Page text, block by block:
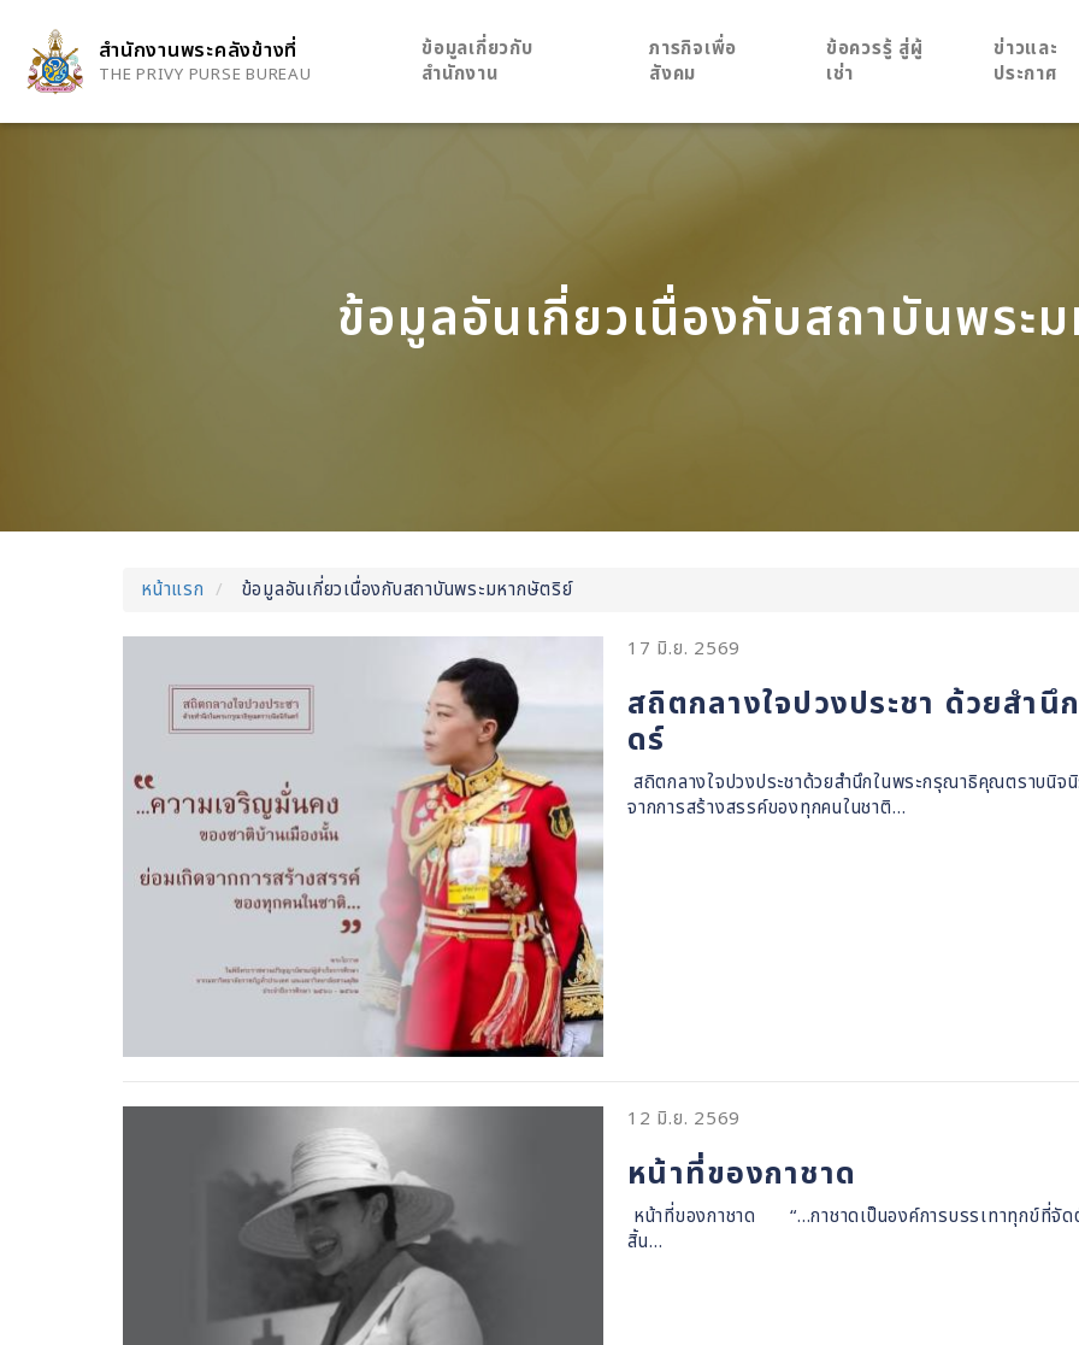
main
content
สำนักงานพระคลังข้างที่
THE PRIVY PURSE BUREAU
ข้อมูลเกี่ยวกับ
สำนักงาน
ภารกิจเพื่อ
สังคม
ข้อควรรู้ สู่ผู้
เช่า
ข่าวและ
ประกาศ
ข้อมูลอันเกี่ยวเนื่องกับสถาบันพระ
หน้าแรก ข้อมูลอันเกี่ยวเนื่องกับสถาบันพระมหากษัตริย์
17 มิ.ย. 2569
สถิตกลางใจปวงประชา ด้วยสำ
ดร์
สถิตกลางใจปวงประชาด้วยสำนึกในพระกรุณาธิคุณตราบนิ
จากการสร้างสรรค์ของทุกคนในชาติ…
12 มิ.ย. 2569
หน้าที่ของกาชาด
หน้าที่ของกาชาด “...กาชาดเป็นองค์การบรรเทาทุกข์ที่จั
สิ้น…